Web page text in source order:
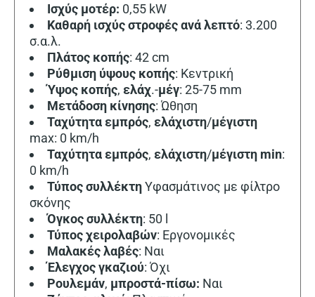
Ισχύς μοτέρ: 0,55 kW
Καθαρή ισχύςστροφέςανά λεπτό: 3.200
σ.α.λ.
Πλάτος κοπής: 42 cm
Ρύθμιση ύψους κοπής: Κεντρική
Ύψος κοπής, ελάχ.-μέγ: 25-75 mm
Μετάδοση κίνησης: Ώθηση
Ταχύτητα εμπρός, ελάχιστη/μέγιστη
max: 0 km/h
Ταχύτητα εμπρός, ελάχιστη/μέγιστη min:
0 km/h
Τύπος συλλέκτηΥφασμάτινος με φίλτρο
σκόνης
Όγκος συλλέκτη: 50 l
Τύποςχειρολαβών: Εργονομικές
Μαλακές λαβές: Ναι
Έλεγχοςγκαζιού: Όχι
Ρουλεμάν, μπροστά-πίσω: Ναι